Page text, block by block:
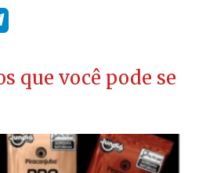
que você pode se